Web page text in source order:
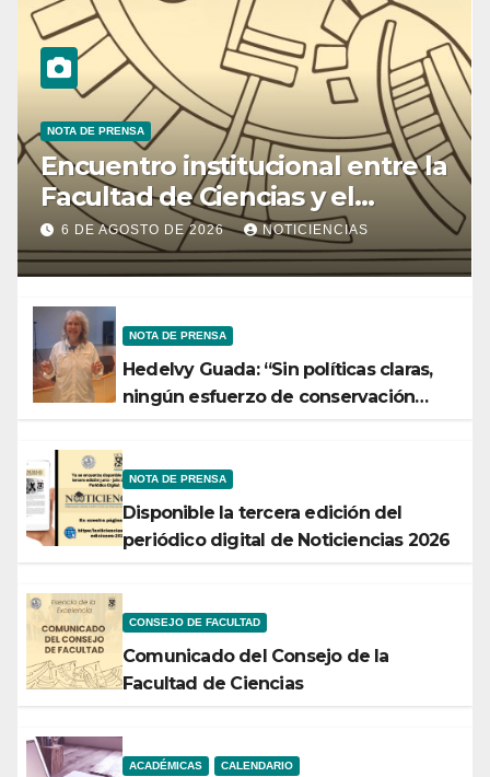
NOTA DE PRENSA
Encuentro institucional entre la
Facultad de Ciencias y el
Ministerio de Ciencia y
Tecnología
6 DE AGOSTO DE 2026 NOTICIENCIAS
NOTA DE PRENSA
Hedelvy Guada: “Sin políticas claras,
ningún esfuerzo de conservación
NOTA DE PRENSA
Disponible la tercera edición del
periódico digital de Noticiencias 2026
CONSEJO DE FACULTAD
Comunicado del Consejo de la
Facultad de Ciencias
ACADÉMICAS CALENDARIO